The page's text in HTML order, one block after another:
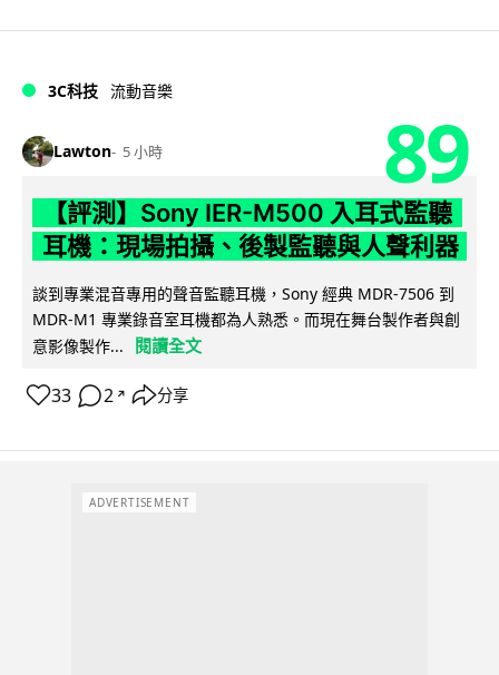
3C科技 流動音樂
Lawton 5 小時 89
【評測】Sony IER-M500 入耳式監聽
耳機：現場拍攝、後製監聽與人聲利器
談到專業混音專用的聲音監聽耳機，Sony 經典 MDR-7506 到
MDR-M1 專業錄音室耳機都為人熟悉。而現在舞台製作者與創
意影像製作...
閱讀全文
33 2 ↗ 分享
ADVERTISEMENT